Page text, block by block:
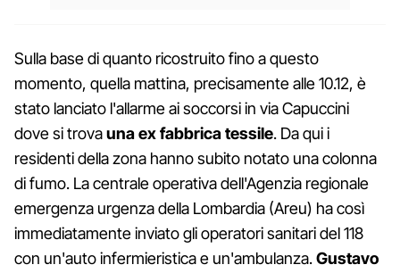
Sulla base di quanto ricostruito fino a questo
momento, quella mattina, precisamente alle 10.12, è
stato lanciato l'allarme ai soccorsi in via Capuccini
dove si trovauna ex fabbrica tessile. Da qui i
residenti della zona hanno subito notato una colonna
di fumo. La centrale operativa dell'Agenzia regionale
emergenza urgenza della Lombardia (Areu) ha così
immediatamente inviato gli operatori sanitari del 118
con un'auto infermieristica e un'ambulanza.Gustavo